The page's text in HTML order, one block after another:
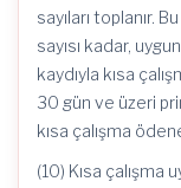
sayıları toplanır.
sayısı kadar,
kaydıyla kısa
30 gün ve üzeri
kısa çalışma
(10) Kısa çalışma